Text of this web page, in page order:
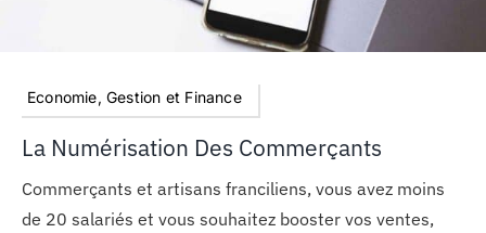
Economie, Gestion et Finance
La Numérisation Des Commerçants
Commerçants et artisans franciliens, vous avez moins
de 20 salariés et vous souhaitez booster vos ventes,